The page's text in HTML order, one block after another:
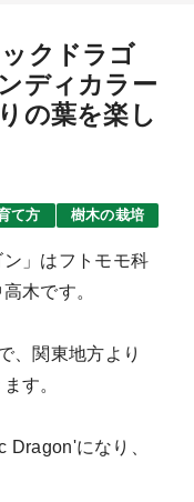
クドラゴ
ディカラー
の葉を楽し
て方
樹木の栽培
」はフトモモ科
木です。
、関東地方より
す。
になり、